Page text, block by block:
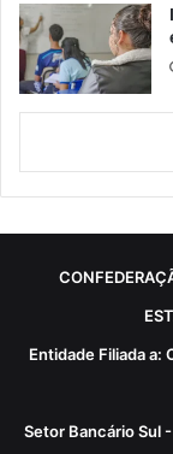
Entidade Filiada a:
Setor Bancário Sul